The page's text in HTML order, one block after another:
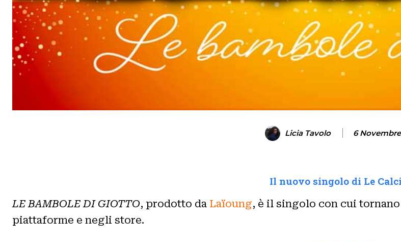
Licia Tavolo 6
Il nuovo singolo di Le
LE BAMBOLE DI GIOTTO, prodotto da Laïoung, è il singolo con cui
piattaforme e negli store.